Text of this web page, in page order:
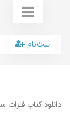
ثبت‌نام
دانلود کتاب